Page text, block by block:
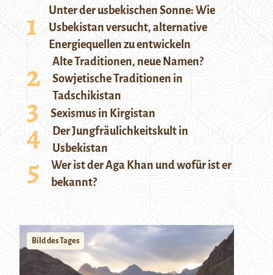
Unter der usbekischen Sonne: Wie
Usbekistan versucht, alternative
Energiequellen zu entwickeln
Alte Traditionen, neue Namen?
Sowjetische Traditionen in
Tadschikistan
Sexismus in Kirgistan
Der Jungfräulichkeitskult in
Usbekistan
Wer ist der Aga Khan und wofür ist er
bekannt?
Bild des Tages